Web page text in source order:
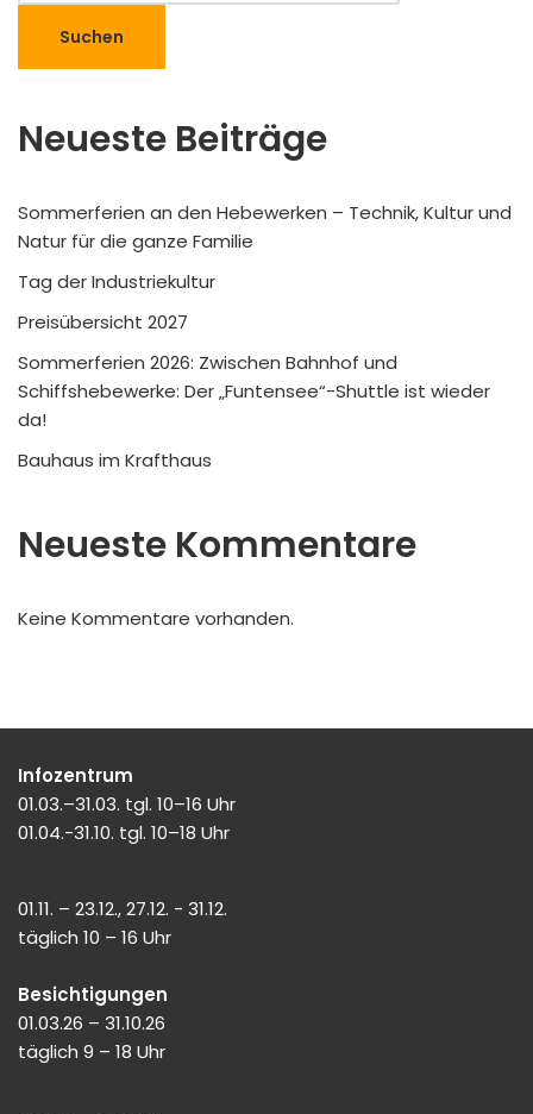
Suchen
Neueste Beiträge
Sommerferien an den Hebewerken – Technik, Kultur und
Natur für die ganze Familie
Tag der Industriekultur
Preisübersicht 2027
Sommerferien 2026: Zwischen Bahnhof und
Schiffshebewerke: Der „Funtensee“-Shuttle ist wieder
da!
Bauhaus im Krafthaus
Neueste Kommentare
Keine Kommentare vorhanden.
Infozentrum
01.03.–31.03. tgl. 10–16 Uhr
01.04.-31.10. tgl. 10–18 Uhr
01.11. – 23.12., 27.12. - 31.12.
täglich 10 – 16 Uhr
Besichtigungen
01.03.26 – 31.10.26
täglich 9 – 18 Uhr